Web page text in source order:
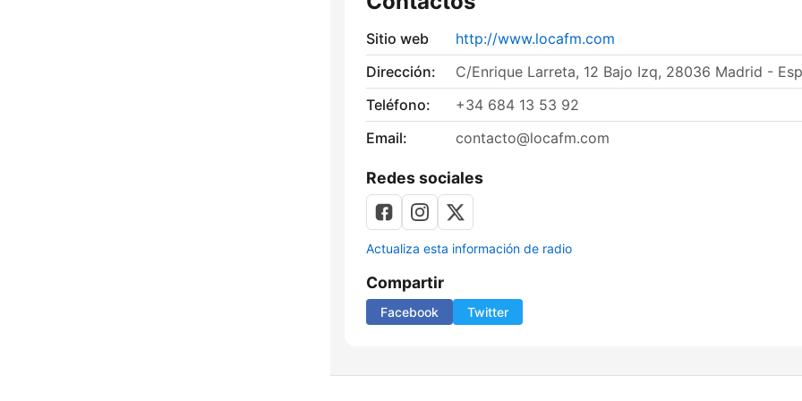
Sitio web
http://www.locafm.com
Dirección:
C/Enrique Larreta, 12 Bajo Izq, 28036 Madrid -
Teléfono:
+34 684 13 53 92
Email:
contacto@locafm.com
Redes sociales
Actualiza esta información de radio
Compartir
Facebook Twitter